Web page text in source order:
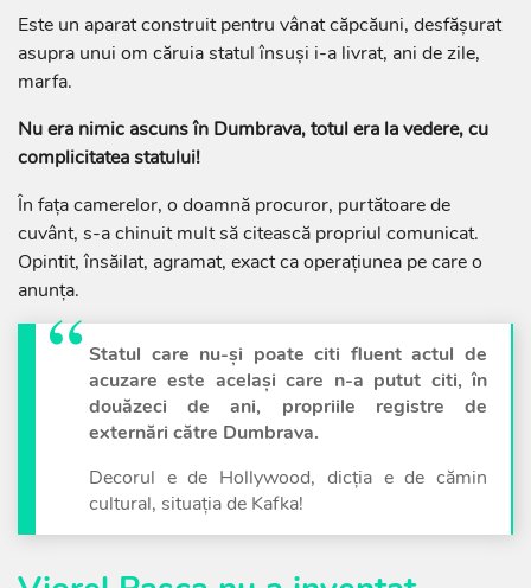
Este un aparat construit pentru vânat căpcăuni, desfășurat
asupra unui om căruia statul însuși i-a livrat, ani de zile,
marfa.
Nu era nimic ascuns în Dumbrava, totul era la vedere, cu
complicitatea statului!
În fața camerelor, o doamnă procuror, purtătoare de
cuvânt, s-a chinuit mult să citească propriul comunicat.
Opintit, însăilat, agramat, exact ca operațiunea pe care o
anunța.
Statul care nu-și poate citi fluent actul de
acuzare este același care n-a putut citi, în
douăzeci de ani, propriile registre de
externări către Dumbrava.
Decorul e de Hollywood, dicția e de cămin
cultural, situația de Kafka!